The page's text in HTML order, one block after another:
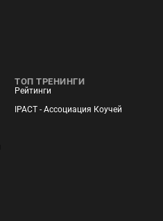
ТОП ТРЕНИНГИ
Рейтинги
IPACT - Ассоциация Коучей